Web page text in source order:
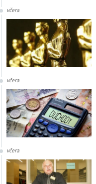
včera
včera
včera